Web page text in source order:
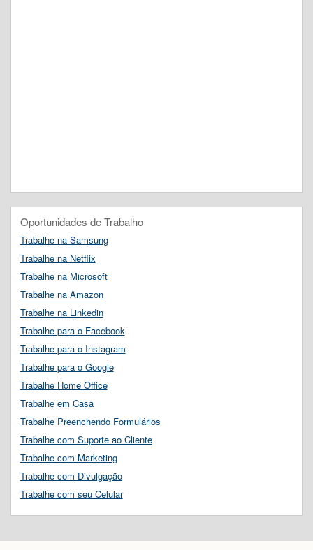
Oportunidades de Trabalho
Trabalhe na Samsung
Trabalhe na Netflix
Trabalhe na Microsoft
Trabalhe na Amazon
Trabalhe na Linkedin
Trabalhe para o Facebook
Trabalhe para o Instagram
Trabalhe para o Google
Trabalhe Home Office
Trabalhe em Casa
Trabalhe Preenchendo Formulários
Trabalhe com Suporte ao Cliente
Trabalhe com Marketing
Trabalhe com Divulgação
Trabalhe com seu Celular